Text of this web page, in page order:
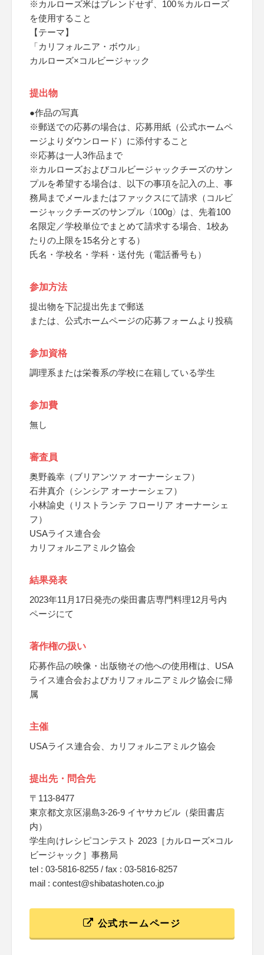
※カルローズ米はブレンドせず、100％カルローズ
を使用すること
【テーマ】
「カリフォルニア・ボウル」
カルローズ×コルビージャック
提出物
●作品の写真
※郵送での応募の場合は、応募用紙（公式ホームペ
ージよりダウンロード）に添付すること
※応募は一人3作品まで
※カルローズおよびコルビージャックチーズのサン
プルを希望する場合は、以下の事項を記入の上、事
務局までメールまたはファックスにて請求（コルビ
ージャックチーズのサンプル〈100g〉は、先着100
名限定／学校単位でまとめて請求する場合、1校あ
たりの上限を15名分とする）
氏名・学校名・学科・送付先（電話番号も）
参加方法
提出物を下記提出先まで郵送
または、公式ホームページの応募フォームより投稿
参加資格
調理系または栄養系の学校に在籍している学生
参加費
無し
審査員
奥野義幸（ブリアンツァ オーナーシェフ）
石井真介（シンシア オーナーシェフ）
小林諭史（リストランテ フローリア オーナーシェ
フ）
USAライス連合会
カリフォルニアミルク協会
結果発表
2023年11月17日発売の柴田書店専門料理12月号内
ページにて
著作権の扱い
応募作品の映像・出版物その他への使用権は、USA
ライス連合会およびカリフォルニアミルク協会に帰
属
主催
USAライス連合会、カリフォルニアミルク協会
提出先・問合先
〒113-8477
東京都文京区湯島3-26-9 イヤサカビル（柴田書店
内）
学生向けレシピコンテスト 2023［カルローズ×コル
ビージャック］事務局
tel : 03-5816-8255 / fax : 03-5816-8257
mail : contest@shibatashoten.co.jp
公式ホームページ